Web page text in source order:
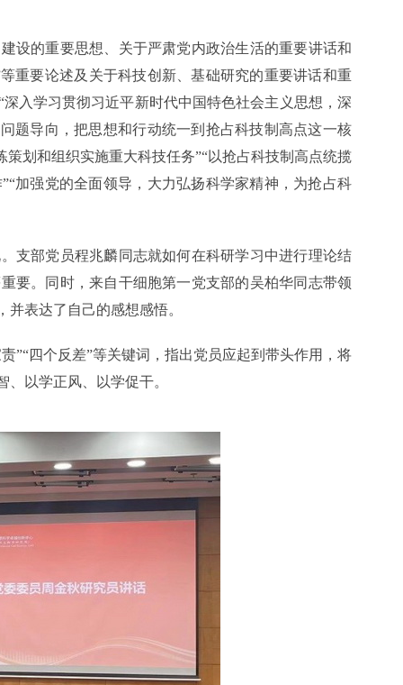
的重要思想、关于严肃党内政治生活的重要讲话和
重要论述及关于科技创新、基础研究的重要讲话和重
入学习贯彻习近平新时代中国特色社会主义思想，深
题导向，把思想和行动统一到抢占科技制高点这一核
划和组织实施重大科技任务”“以抢占科技制高点统揽
加强党的全面领导，大力弘扬科学家精神，为抢占科
部党员程兆麟同志就如何在科研学习中进行理论结
要。同时，来自干细胞第一党支部的吴柏华同志带领
表达了自己的感想感悟。
四个反差”等关键词，指出党员应起到带头作用，将
以学正风、以学促干。